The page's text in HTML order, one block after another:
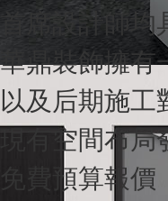
首席設計師
華鼎裝飾擁有
以及后期施工
現有空間布局
免費預算報價